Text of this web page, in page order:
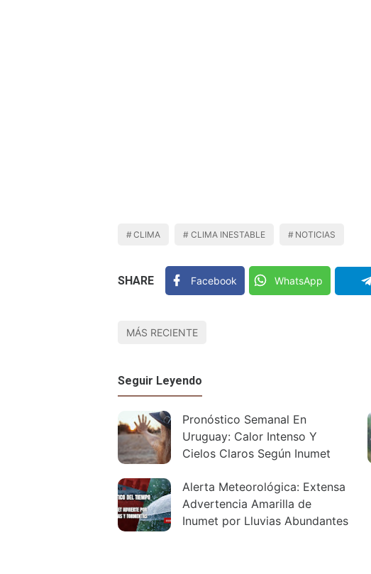
CLIMA CLIMA INESTABLE NOTICIAS
SHARE Facebook WhatsApp
MÁS RECIENTE
Seguir Leyendo
Pronóstico Semanal En
Uruguay: Calor Intenso Y
Cielos Claros Según Inumet
Alerta Meteorológica: Extensa
Advertencia Amarilla de
Inumet por Lluvias Abundantes